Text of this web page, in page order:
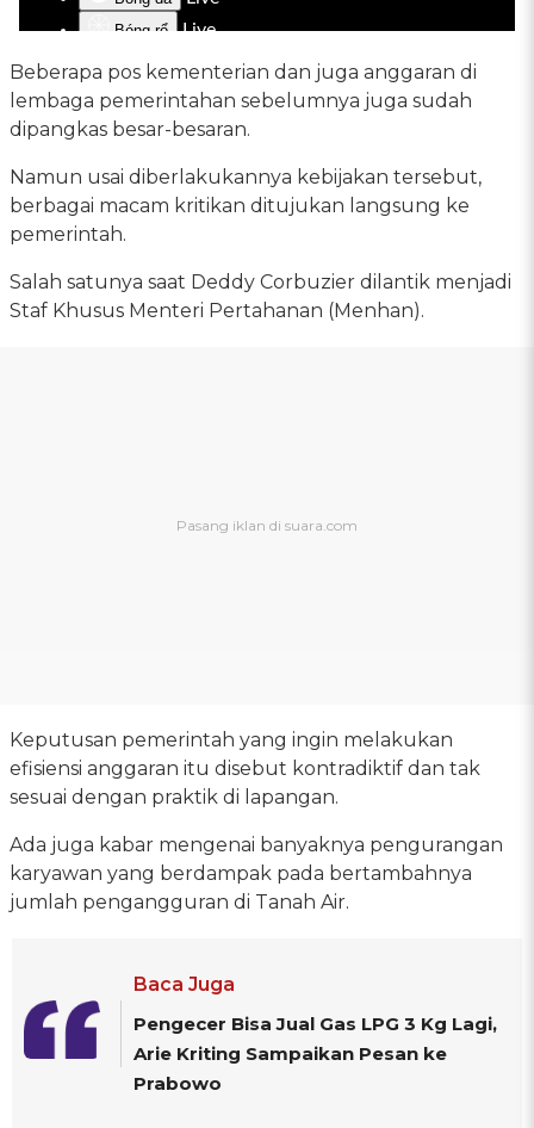
Beberapa pos kementerian dan juga anggaran di
lembaga pemerintahan sebelumnya juga sudah
dipangkas besar-besaran.
Namun usai diberlakukannya kebijakan tersebut,
berbagai macam kritikan ditujukan langsung ke
pemerintah.
Salah satunya saat Deddy Corbuzier dilantik menjadi
Staf Khusus Menteri Pertahanan (Menhan).
Keputusan pemerintah yang ingin melakukan
efisiensi anggaran itu disebut kontradiktif dan tak
sesuai dengan praktik di lapangan.
Ada juga kabar mengenai banyaknya pengurangan
karyawan yang berdampak pada bertambahnya
jumlah pengangguran di Tanah Air.
Baca Juga
Pengecer Bisa Jual Gas LPG 3 Kg Lagi,
Arie Kriting Sampaikan Pesan ke
Prabowo